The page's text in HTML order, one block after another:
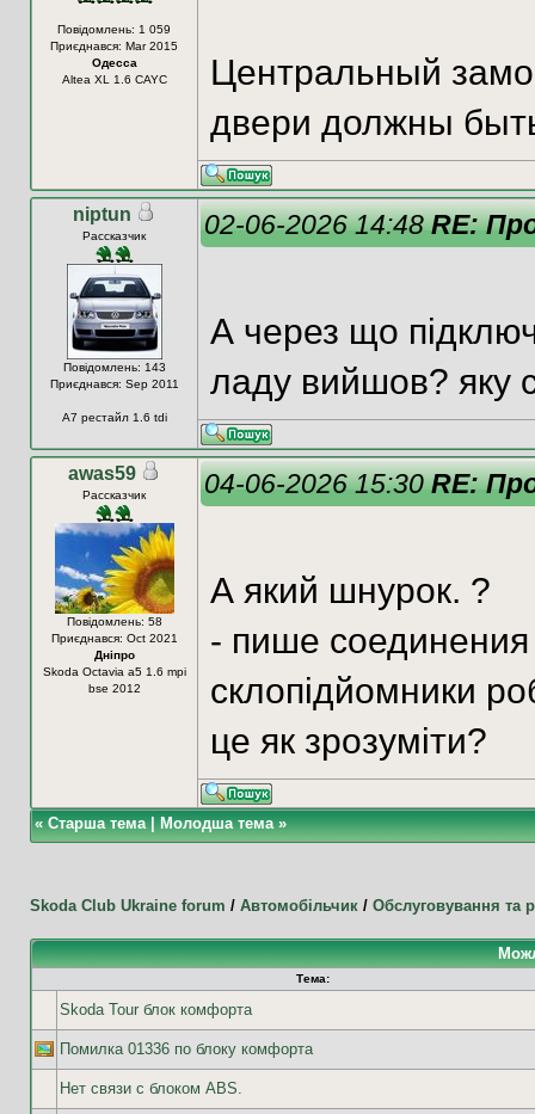
Повідомлень: 1 059
Приєднався: Mar 2015
Одесса
Altea XL 1.6 CAYC
Центральный
двери должны
niptun
Рассказчик
Повідомлень: 143
Приєднався: Sep 2011
A7 рестайл 1.6 tdi
02-06-2026 14:48RE:
А через що
ладу вийшов? яку
awas59
Рассказчик
Повідомлень: 58
Приєднався: Oct 2021
Дніпро
Skoda Octavia a5 1.6 mpi
bse 2012
04-06-2026 15:30RE:
А який шнурок. ?
- пише
склопідйомники
це як зрозуміти?
«Старша тема|Молодша тема»
Skoda Club Ukraine forum / Автомобільчик/ Обслуговування та
Тема:
Skoda Tour блок комфорта
Помилка 01336 по блоку комфорта
Нет связи с блоком ABS.